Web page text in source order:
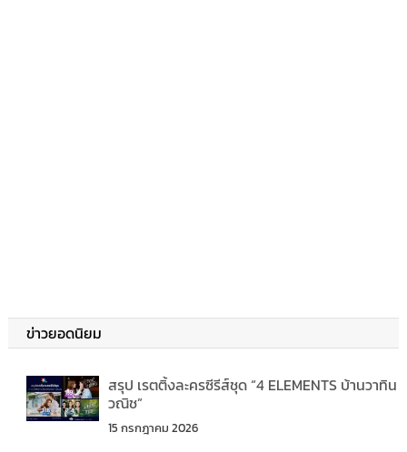
ข่าวยอดนิยม
สรุป เรตติ้งละครซีรีส์ชุด “4 ELEMENTS บ้านวาทิน
วณิช”
15 กรกฎาคม 2026